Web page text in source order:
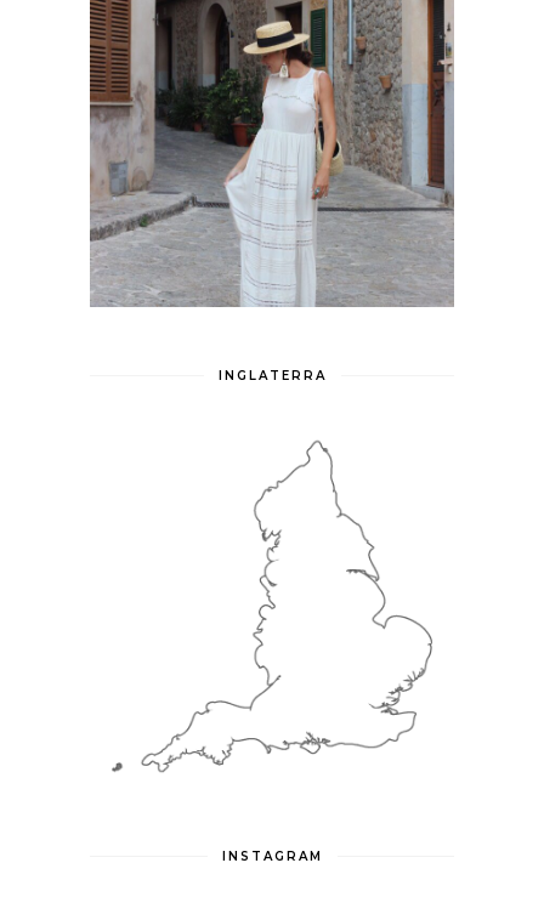
INGLATERRA
INSTAGRAM